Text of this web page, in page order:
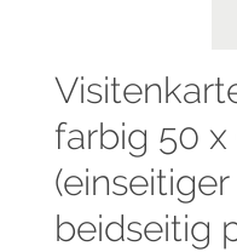
farbig 50
beidseitig